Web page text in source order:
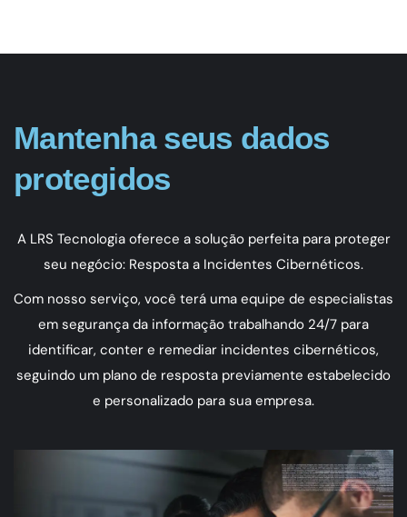
Mantenha seus dados
protegidos
A LRS Tecnologia oferece a solução perfeita para proteger
seu negócio: Resposta a Incidentes Cibernéticos.
Com nosso serviço, você terá uma equipe de especialistas
em segurança da informação trabalhando 24/7 para
identificar, conter e remediar incidentes cibernéticos,
seguindo um plano de resposta previamente estabelecido
e personalizado para sua empresa.